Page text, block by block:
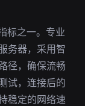
标之一。专业
务器，采用智
径，确保流畅
试，连接后的
稳定的网络速